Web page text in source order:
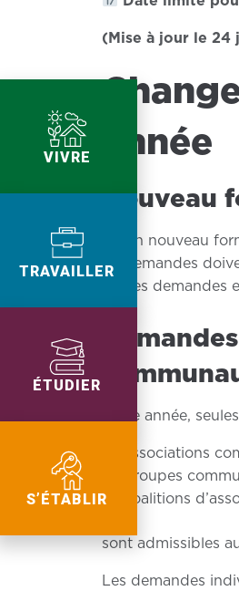
VIVRE
TRAVAILLER
ÉTUDIER
S’ÉTABLIR
(Mise à jour le
année
Nouveau
Un nouveau
demandes
Les
Cette année,
associations
groupes
coalitions
sont admissibles
Les demandes